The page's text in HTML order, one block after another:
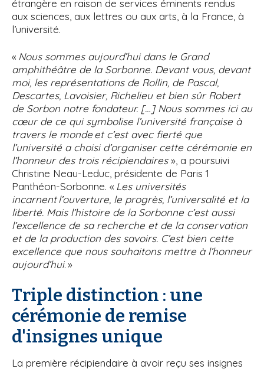
étrangère en raison de services éminents rendus
aux sciences, aux lettres ou aux arts, à la France, à
l’université.
« Nous sommes aujourd’hui dans le Grand
amphithéâtre de la Sorbonne. Devant vous, devant
moi, les représentations de Rollin, de Pascal,
Descartes, Lavoisier, Richelieu et bien sûr Robert
de Sorbon notre fondateur. […] Nous sommes ici au
cœur de ce qui symbolise l’université française à
travers le monde et c’est avec fierté que
l’université a choisi d’organiser cette cérémonie en
l’honneur des trois récipiendaires», a poursuivi
Christine Neau-Leduc, présidente de Paris 1
Panthéon-Sorbonne. « Les universités
incarnent l’ouverture, le progrès, l’universalité et la
liberté. Mais l’histoire de la Sorbonne c’est aussi
l’excellence de sa recherche et de la conservation
et de la production des savoirs. C’est bien cette
excellence que nous souhaitons mettre à l’honneur
aujourd’hui. »
Triple distinction : une
cérémonie de remise
d'insignes unique
La première récipiendaire à avoir reçu ses insignes